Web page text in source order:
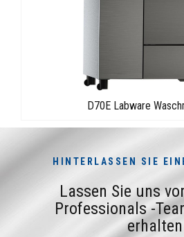
D70E Labware
HINTERLASSEN SIE
Lassen Sie uns
Professionals -
erhalten